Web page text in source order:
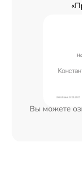
Вы можете